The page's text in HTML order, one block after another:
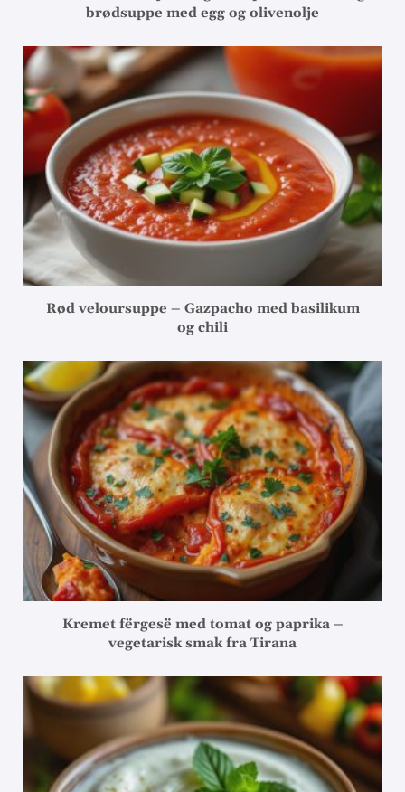
brødsuppe med egg og olivenolje
Rød veloursuppe – Gazpacho med basilikum
og chili
Kremet fërgesë med tomat og paprika –
vegetarisk smak fra Tirana